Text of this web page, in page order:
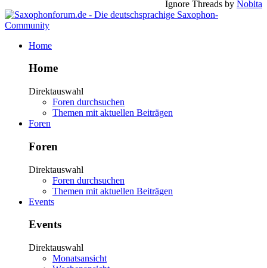
Ignore Threads by Nobita
Home
Home
Direktauswahl
Foren durchsuchen
Themen mit aktuellen Beiträgen
Foren
Foren
Direktauswahl
Foren durchsuchen
Themen mit aktuellen Beiträgen
Events
Events
Direktauswahl
Monatsansicht